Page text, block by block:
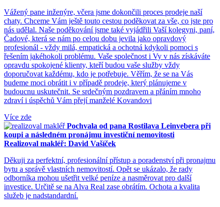
Vážený pane inženýre, včera jsme dokončili proces prodeje naší
chaty. Chceme Vám ještě touto cestou poděkovat za vše, co jste pro
nás udělal. Naše poděkování jsme také vyjádřili Vaší kolegyni, paní,
Čadové, která se nám po celou dobu jevila jako opravdový
profesionál - vždy milá, empatická a ochotná kdykoli pomoci s
řešením jakéhokoli problému. Vaše společnost i Vy v nás získáváte
opravdu spokojené klienty, kteří budou vaše služby vždy
doporučovat každému, kdo je potřebuje. Věřím, že se na Vás
budeme moci obrátit i v případě prodeje, který plánujeme v
budoucnu uskutečnit. Se srdečným pozdravem a přáním mnoho
zdraví i úspěchů Vám přejí manželé Kovandovi
Více zde
Pochvala od pana Rostilava Leinvebera při
koupi a následném pronájmu investiční nemovitosti
Realizoval makléř: David Vašíček
Děkuji za perfektní, profesionální přístup a poradenství při pronajmu
bytu a správě vlastních nemovitostí. Opět se ukázalo, že rady
odborníka mohou ušetřit velké peníze a nasměrovat pro další
investice. Určitě se na Alva Real zase obrátím. Ochota a kvalita
služeb je nadstandardní.